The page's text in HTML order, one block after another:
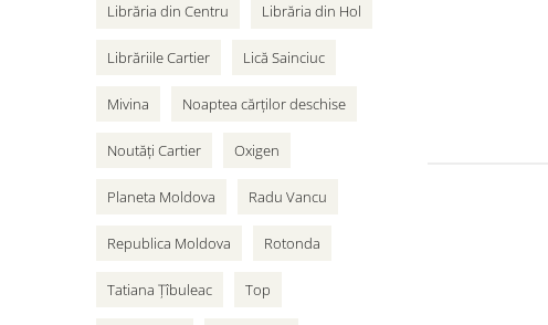
Librăria din Centru Librăria din Hol
Librăriile Cartier Lică Sainciuc
Mivina Noaptea cărților deschise
Noutăți Cartier Oxigen
Planeta Moldova Radu Vancu
Republica Moldova Rotonda
Tatiana Țîbuleac Top